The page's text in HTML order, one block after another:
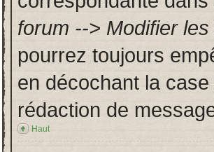
forum --> Modifier
pourrez toujours
en décochant la case
rédaction de
Haut